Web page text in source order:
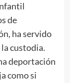
de
ha servido
custodia.
deportación
como si